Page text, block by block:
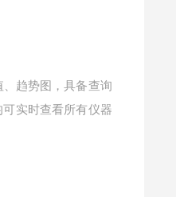
趋势图，具备查询
实时查看所有仪器